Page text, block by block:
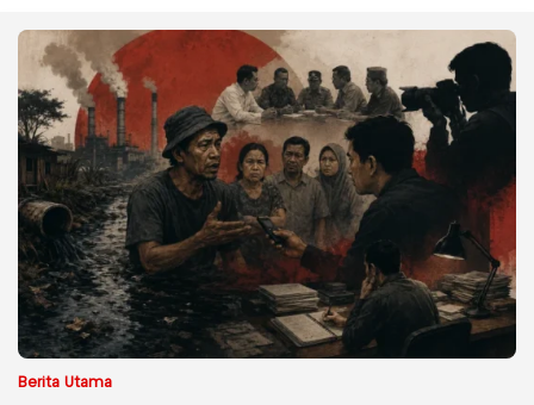
Berita Utama